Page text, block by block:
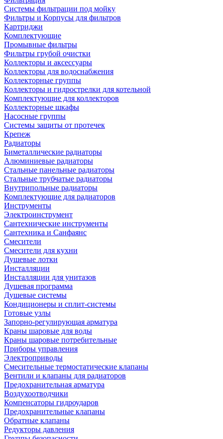
Системы фильтрации под мойку
Фильтры и Корпусы для фильтров
Картриджи
Комплектующие
Промывные фильтры
Фильтры грубой очистки
Коллекторы и аксессуары
Коллекторы для водоснабжения
Коллекторные группы
Коллекторы и гидрострелки для котельной
Комплектующие для коллекторов
Коллекторные шкафы
Насосные группы
Системы защиты от протечек
Крепеж
Радиаторы
Биметаллические радиаторы
Алюминиевые радиаторы
Стальные панельные радиаторы
Стальные трубчатые радиаторы
Внутрипольные радиаторы
Комплектующие для радиаторов
Инструменты
Электроинструмент
Сантехнические инструменты
Сантехника и Санфаянс
Смесители
Смесители для кухни
Душевые лотки
Инсталляции
Инсталляции для унитазов
Душевая программа
Душевые системы
Кондиционеры и сплит-системы
Готовые узлы
Запорно-регулирующая арматура
Краны шаровые для воды
Краны шаровые потребительные
Приборы управления
Электроприводы
Смесительные термостатические клапаны
Вентили и клапаны для радиаторов
Предохранительная арматура
Воздухоотводчики
Компенсаторы гидроударов
Предохранительные клапаны
Обратные клапаны
Редукторы давления